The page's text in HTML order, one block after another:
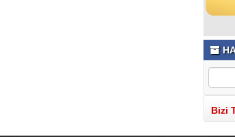
Bizi